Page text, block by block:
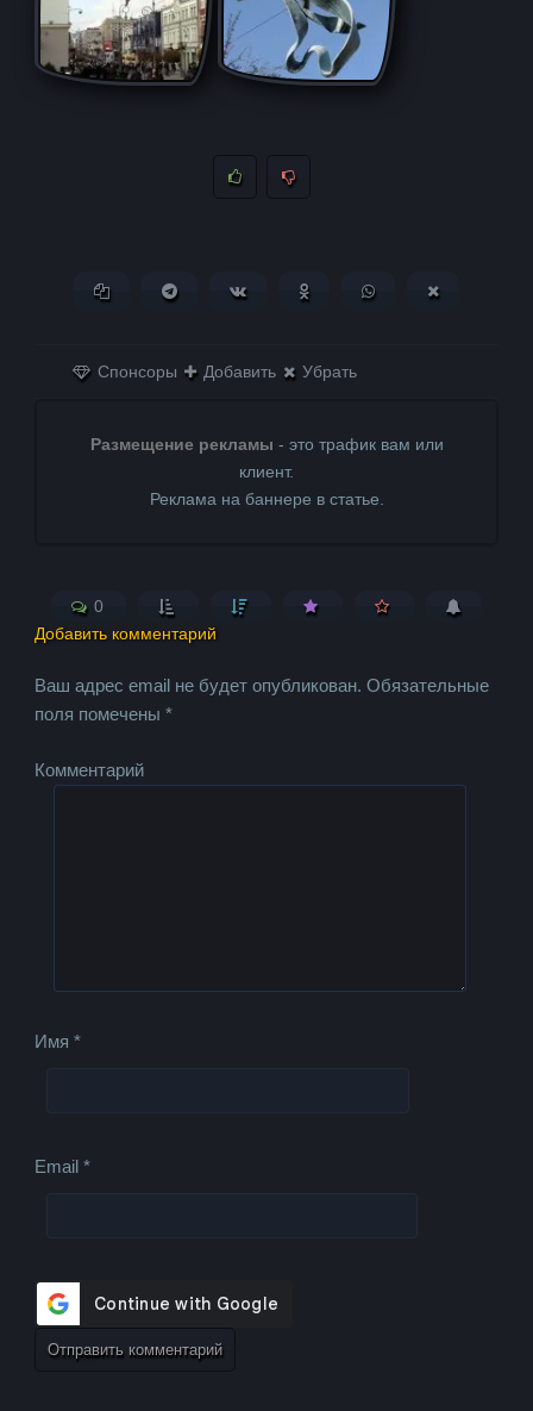
Копировать ссылкуПоделиться в Telegram
Поделиться ВКонтактеПоделиться в
Поделиться в
Спонсоры Добавить Убрать
Размещение рекламы - это трафик вам или
клиент.
Реклама на баннере в статье.
0
Добавить комментарий
Ваш адрес email не будет опубликован. Обязательные
поля помечены*
Комментарий
Имя*
Email*